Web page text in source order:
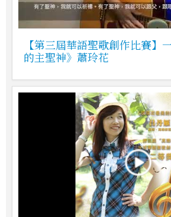
【第三屆華語聖歌創作比賽】
的主聖神》蕭玲花